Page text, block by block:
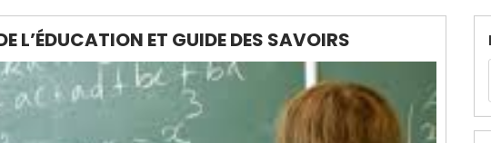
L’ÉDUCATION ET GUIDE DES SAVOIRS